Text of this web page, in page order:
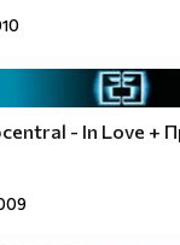
- In Love +